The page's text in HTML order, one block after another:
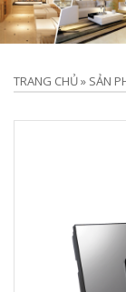
TRANG CHỦ» SẢN